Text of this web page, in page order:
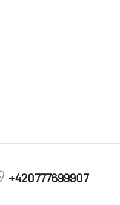
+420777699907